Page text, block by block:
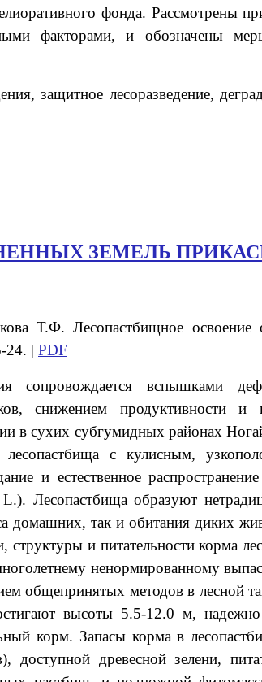
фонда. Рассмотрены
факторами, и обозначены
защитное лесоразведение,
ЗЕМЕЛЬ
Т.Ф. Лесопастбищное
24. | PDF
сопровождается вспышками
снижением продуктивности и
в сухих субгумидных районах
лесопастбища с кулисным,
и естественное
L.). Лесопастбища образуют
домашних, так и обитания диких
структуры и питательности корма
ненормированному
общепринятых методов в лесной
высоты 5.5-12.0 м,
корм. Запасы корма в
древесной зелени,